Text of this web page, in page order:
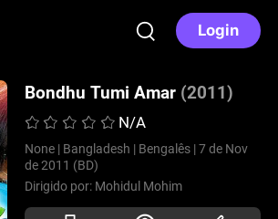
Login
Bondhu Tumi Amar (2011)
N/A
None | Bangladesh | Bengalês | 7 de Nov
de 2011 (BD)
Dirigido por: Mohidul Mohim